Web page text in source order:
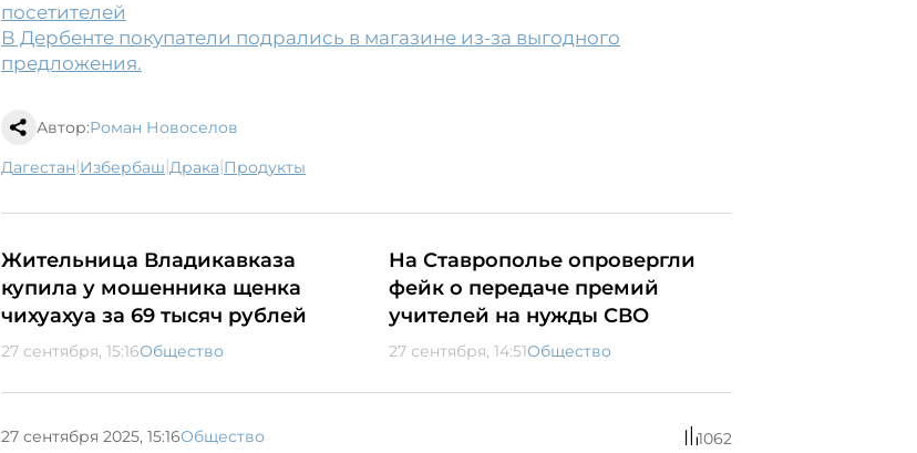
посетителей
В Дербенте покупатели подрались в магазине из-за выгодного
предложения.
Автор:Роман Новоселов
Дагестан| Избербаш| драка| продукты
Жительница Владикавказа
купила у мошенника щенка
чихуахуа за 69 тысяч рублей
27 сентября, 15:16Общество
На Ставрополье опровергли
фейк о передаче премий
учителей на нужды СВО
27 сентября, 14:51Общество
27 сентября 2025, 15:16Общество 1062